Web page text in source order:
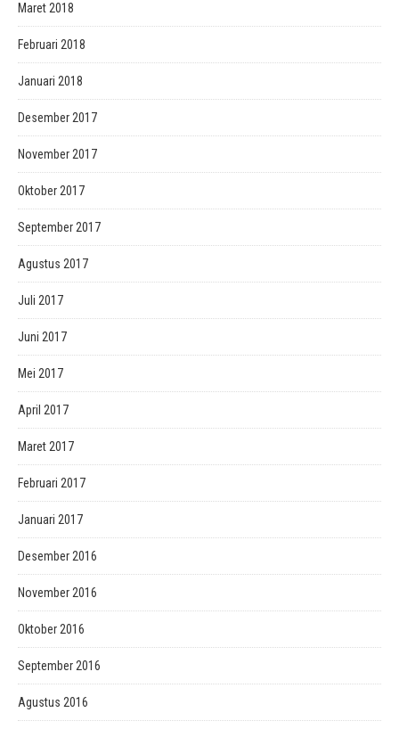
Maret 2018
Februari 2018
Januari 2018
Desember 2017
November 2017
Oktober 2017
September 2017
Agustus 2017
Juli 2017
Juni 2017
Mei 2017
April 2017
Maret 2017
Februari 2017
Januari 2017
Desember 2016
November 2016
Oktober 2016
September 2016
Agustus 2016